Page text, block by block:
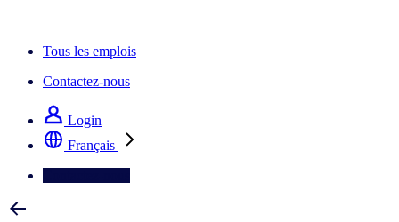
Tous les emplois
Contactez-nous
Login
Français